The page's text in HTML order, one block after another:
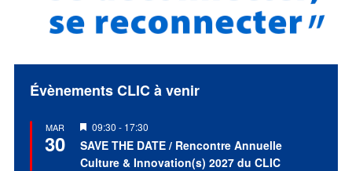
Évènements CLIC à venir
MAR
30
Mis
en
avant
09:30 - 17:30
SAVE THE DATE / Rencontre Annuelle
Culture & Innovation(s) 2027 du CLIC